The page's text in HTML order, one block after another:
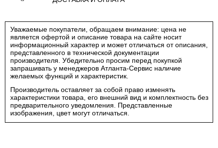
Уважаемые покупатели, обращаем внимание: цена не
является офертой и описание товара на сайте носит
информационный характер и может отличаться от описания,
представленного в технической документации
производителя. Убедительно просим перед покупкой
запрашивать у менеджеров Атланта-Сервис наличие
желаемых функций и характеристик.
Производитель оставляет за собой право изменять
характеристики товара, его внешний вид и комплектность без
предварительного уведомления. Представленные
изображения, цвет могут отличаться.